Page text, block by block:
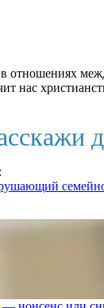
отношениях
нас